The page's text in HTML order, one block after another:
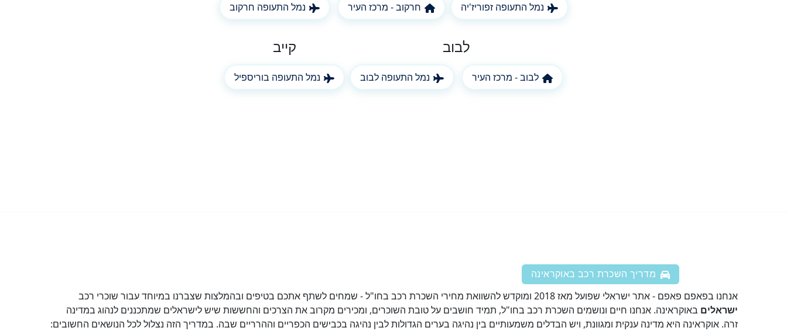
נמל התעופה זפוריז'יה חרקוב - מרכז העיר נמל התעופה חרקוב
לבוב
לבוב - מרכז העיר נמל התעופה לבוב
קייב
נמל התעופה בוריספיל
מדריך השכרת רכב באוקראינה
אנחנו בפאפם פאפם - אתר ישראלי שפועל מאז 2018 ומוקדש להשוואת מחירי השכרת רכב בחו"ל - שמחים לשתף אתכם בטיפים ובהמלצות שצברנו במיוחד עבור שוכרי רכב
ישראלים באוקראינה. אנחנו חיים ונושמים השכרת רכב בחו"ל, תמיד חושבים על טובת השוכרים, ומכירים מקרוב את הצרכים והחששות שיש לישראלים שמתכננים לנהוג במדינה
זרה. אוקראינה היא מדינה ענקית ומגוונת, ויש הבדלים משמעותיים בין נהיגה בערים הגדולות לבין נהיגה בכבישים הכפריים וההרריים שבה. במדריך הזה נצלול לכל הנושאים החשובים: